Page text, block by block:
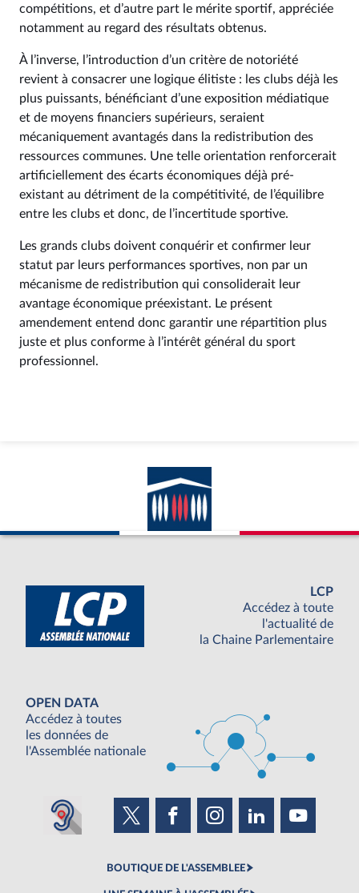
compétitions, et d’autre part le mérite sportif, appréciée
notamment au regard des résultats obtenus.
À l’inverse, l’introduction d’un critère de notoriété
revient à consacrer une logique élitiste : les clubs déjà les
plus puissants, bénéficiant d’une exposition médiatique
et de moyens financiers supérieurs, seraient
mécaniquement avantagés dans la redistribution des
ressources communes. Une telle orientation renforcerait
artificiellement des écarts économiques déjà pré-
existant au détriment de la compétitivité, de l’équilibre
entre les clubs et donc, de l’incertitude sportive.
Les grands clubs doivent conquérir et confirmer leur
statut par leurs performances sportives, non par un
mécanisme de redistribution qui consoliderait leur
avantage économique préexistant. Le présent
amendement entend donc garantir une répartition plus
juste et plus conforme à l’intérêt général du sport
professionnel.
LCP
Accédez à toute
l'actualité de
la Chaine Parlementaire
OPEN DATA
Accédez à toutes
les données de
l'Assemblée nationale
BOUTIQUE DE L'ASSEMBLEE